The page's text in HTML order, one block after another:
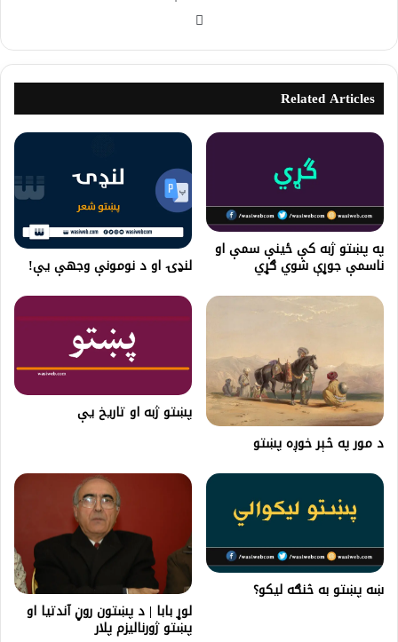
Related Articles
په پښتو ژبه کې ځینې سمې او
ناسمې جوړې شوي ګړي لنډۍ او د نومونې وجهې یې!
د مور په څېر خوږه پښتو
پښتو ژبه او تاریخ یې
ښه پښتو به څنګه لیکو؟
لوړ بابا | د پښتون روڼ آندتیا او
پښتو ژورنالیزم پلار